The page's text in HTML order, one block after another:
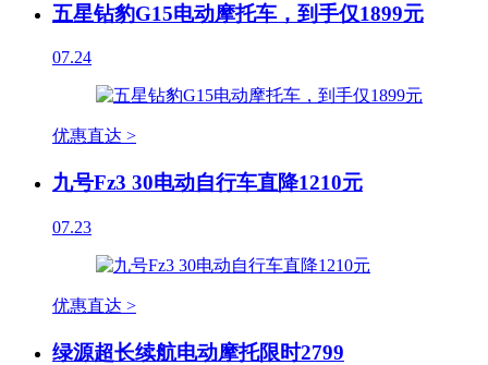
五星钻豹G15电动摩托车，到手仅1899元
07.24
优惠直达 >
九号Fz3 30电动自行车直降1210元
07.23
优惠直达 >
绿源超长续航电动摩托限时2799